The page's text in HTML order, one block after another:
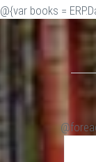
@{var books =